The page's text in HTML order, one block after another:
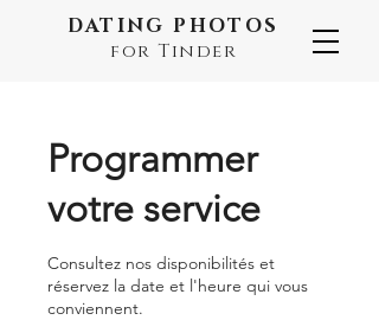
DATING PHOTOS
for Tinder
Programmer
votre service
Consultez nos disponibilités et
réservez la date et l'heure qui vous
conviennent.